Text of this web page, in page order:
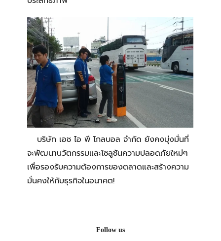
บริษัท เอช ไอ พี โกลบอล จำกัด ยังคงมุ่งมั่นที่
จะพัฒนานวัตกรรมและโซลูชันความปลอดภัยใหม่ๆ
เพื่อรองรับความต้องการของตลาดและสร้างความ
มั่นคงให้กับธุรกิจในอนาคต!
Follow us